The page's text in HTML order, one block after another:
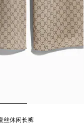
丝休闲长裤